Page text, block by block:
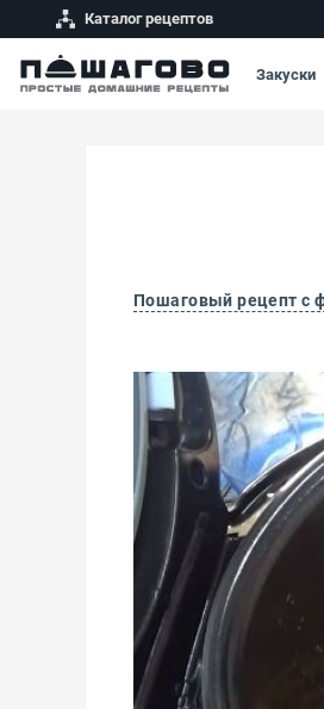
Каталог рецептов
Закуски
Пошаговый рецепт с
Плов из полбы с